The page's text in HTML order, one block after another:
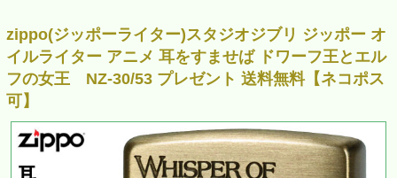
zippo(ジッポーライター)スタジオジブリ ジッポー オ
イルライター アニメ 耳をすませば ドワーフ王とエル
フの女王 NZ-30/53 プレゼント 送料無料【ネコポス
可】